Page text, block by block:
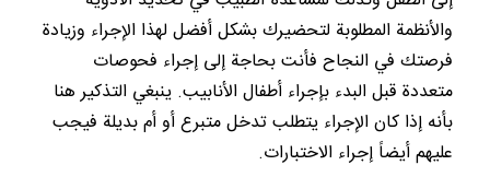
والأنظمة المطلوبة لتحضيرك بشكل أفضل لهذا الإجراء وزيادة
فرصتك في النجاح فأنت بحاجة إلى إجراء فحوصات
متعددة قبل البدء بإجراء أطفال الأنابيب. ينبغي التذكير هنا
بأنه إذا كان الإجراء يتطلب تدخل متبرع أو أم بديلة فيجب
عليهم أيضاً إجراء الاختبارات.